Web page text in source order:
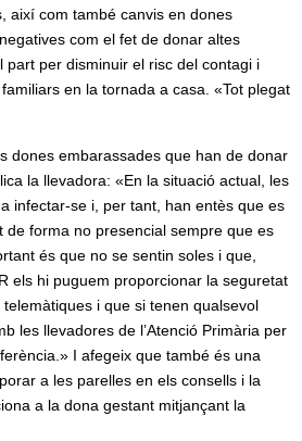
així com també canvis en dones
com el fet de donar altes
part per disminuir el risc del contagi i
en la tornada a casa. «Tot plegat
dones embarassades que han de donar
la llevadora: «En la situació actual, les
infectar-se i, per tant, han entès que es
de forma no presencial sempre que es
és que no se sentin soles i que,
els hi puguem proporcionar la seguretat
i que si tenen qualsevol
les llevadores de l’Atenció Primària per
I afegeix que també és una
a les parelles en els consells i la
a la dona gestant mitjançant la